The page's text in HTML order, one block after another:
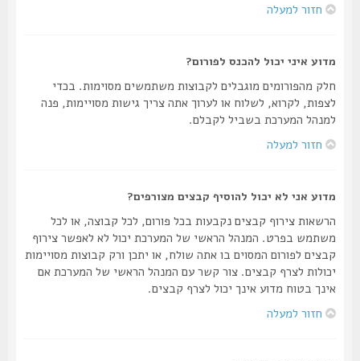
חזור למעלה
מדוע איני יכול להכנס לפורום?
חלק מהפורומים מוגבלים לקבוצות משתמשים מסוימות. בכדי
לצפות, לקרוא, לשלוח או לערוך אתה צריך גישות מסויימות, פנה
למנהל המערכת בשביל לקבלם.
חזור למעלה
מדוע אני לא יכול להוסיף קבצים מצורפים?
הרשאות צירוף קבצים נקבעות בכל פורום, לכל קבוצה, או לכל
משתמש בפרט. המנהל הראשי של המערכת יכול לא לאפשר צירוף
קבצים לפורום המסוים בו אתה שולח, או יתכן ורק קבוצות מסויימות
יכולות לצרף קבצים. צור קשר עם המנהל הראשי של המערכת אם
אינך בטוח מדוע אינך יכול לצרף קבצים.
חזור למעלה